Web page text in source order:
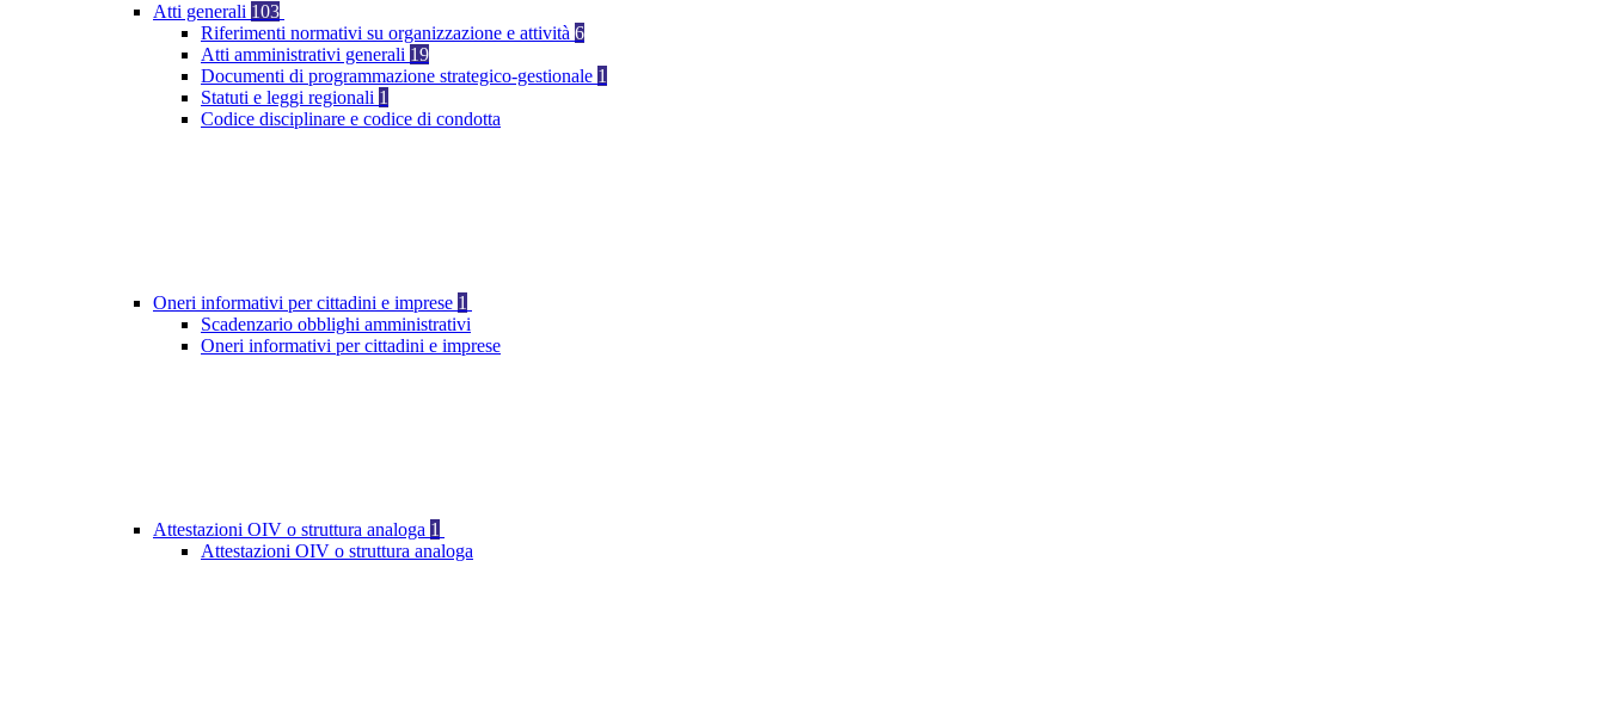
Atti generali 103
Riferimenti normativi su organizzazione e attività 6
Atti amministrativi generali 19
Documenti di programmazione strategico-gestionale 1
Statuti e leggi regionali 1
Codice disciplinare e codice di condotta
Oneri informativi per cittadini e imprese 1
Scadenzario obblighi amministrativi
Oneri informativi per cittadini e imprese
Attestazioni OIV o struttura analoga 1
Attestazioni OIV o struttura analoga